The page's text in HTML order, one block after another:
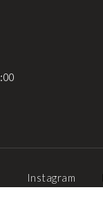
Instagram